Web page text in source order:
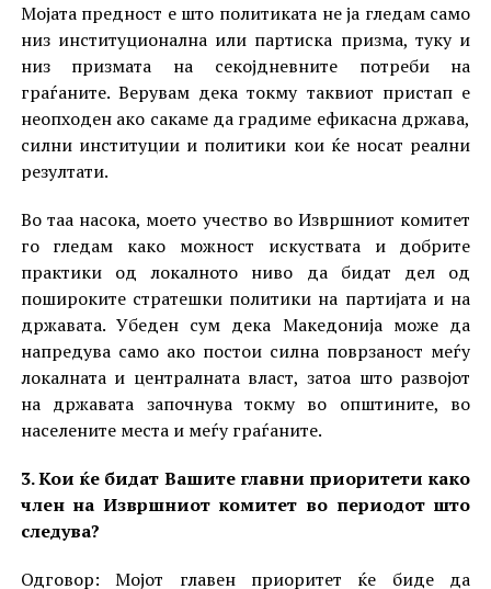
Мојата предност е што политиката не ја гледам само
низ институционална или партиска призма, туку и
низ призмата на секојдневните потреби на
граѓаните. Верувам дека токму таквиот пристап е
неопходен ако сакаме да градиме ефикасна држава,
силни институции и политики кои ќе носат реални
резултати.
Во таа насока, моето учество во Извршниот комитет
го гледам како можност искуствата и добрите
практики од локалното ниво да бидат дел од
пошироките стратешки политики на партијата и на
државата. Убеден сум дека Македонија може да
напредува само ако постои силна поврзаност меѓу
локалната и централната власт, затоа што развојот
на државата започнува токму во општините, во
населените места и меѓу граѓаните.
3. Кои ќе бидат Вашите главни приоритети како
член на Извршниот комитет во периодот што
следува?
Одговор: Мојот главен приоритет ќе биде да